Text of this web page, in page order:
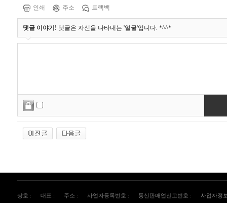
인쇄 주소 트랙백
댓글 이야기! 댓글은 자신을 나타내는 '얼굴'입니다. *^^*
상호 : 대표 : 주소 : 사업자등록번호 : 통신판매업신고번호 : 사업자정